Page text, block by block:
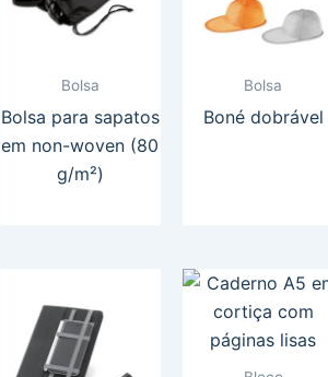
Bolsa
Bolsa para sapatos
em non-woven (80
g/m²)
Bolsa
Boné dobrável